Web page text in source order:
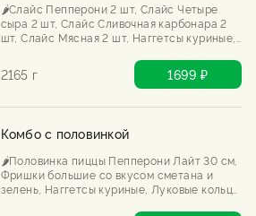
🌶️Слайс Пепперони 2 шт, Слайс Четыре
сыра 2 шт, Слайс Сливочная карбонара 2
шт, Слайс Мясная 2 шт, Наггетсы куриные,
стандарт, Соусы сырный 2 шт, кетчуп,
Добрый Кола 1л
2165 г 1699 ₽
Комбо с половинкой
🌶️Половинка пиццы Пепперони Лайт 30 см,
Фришки большие со вкусом сметана и
зелень, Наггетсы куриные, Луковые кольца